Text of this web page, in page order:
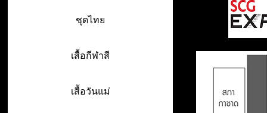
ชุดไทย
เสื้อกีฬาสี
เสื้อวันแม่